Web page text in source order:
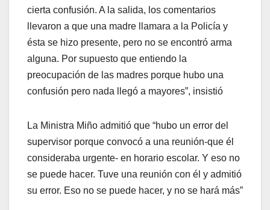
cierta confusión. A la salida, los comentarios
llevaron a que una madre llamara a la Policía y
ésta se hizo presente, pero no se encontró arma
alguna. Por supuesto que entiendo la
preocupación de las madres porque hubo una
confusión pero nada llegó a mayores”, insistió
La Ministra Miño admitió que “hubo un error del
supervisor porque convocó a una reunión-que él
consideraba urgente- en horario escolar. Y eso no
se puede hacer. Tuve una reunión con él y admitió
su error. Eso no se puede hacer, y no se hará más”